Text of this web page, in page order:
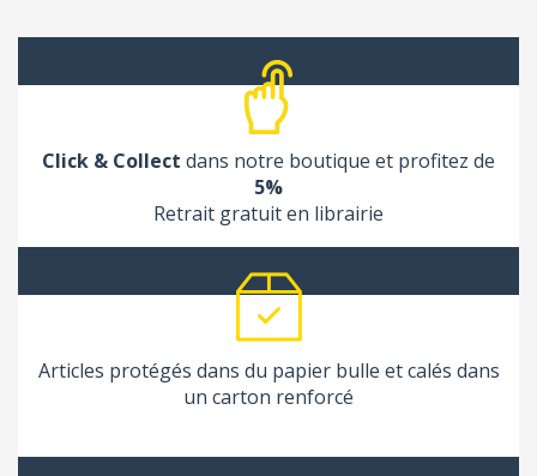
Click & Collect dans notre boutique et profitez de
5%
Retrait gratuit en librairie
Articles protégés dans du papier bulle et calés dans
un carton renforcé